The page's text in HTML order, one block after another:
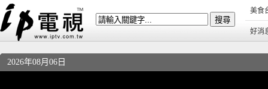
美食
好消
2026年08月06日